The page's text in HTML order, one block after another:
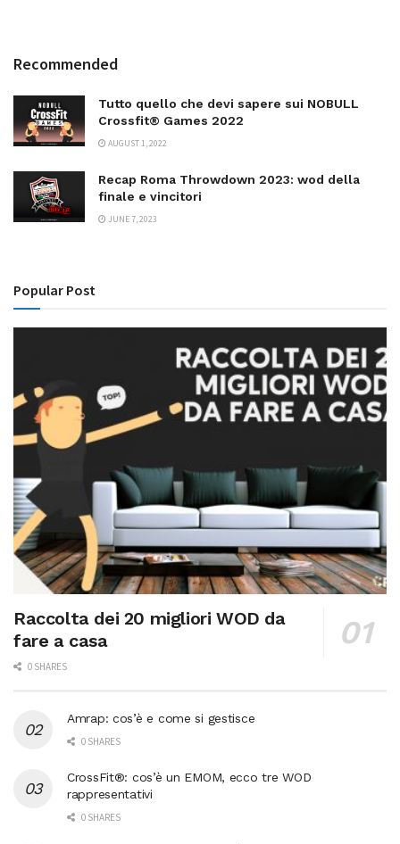
Recommended
Tutto quello che devi sapere sui NOBULL
Crossfit® Games 2022
AUGUST 1, 2022
Recap Roma Throwdown 2023: wod della
finale e vincitori
JUNE 7, 2023
Popular Post
Raccolta dei 20 migliori WOD da
fare a casa
0 SHARES
Amrap: cos’è e come si gestisce
0 SHARES
CrossFit®: cos’è un EMOM, ecco tre WOD
rappresentativi
0 SHARES